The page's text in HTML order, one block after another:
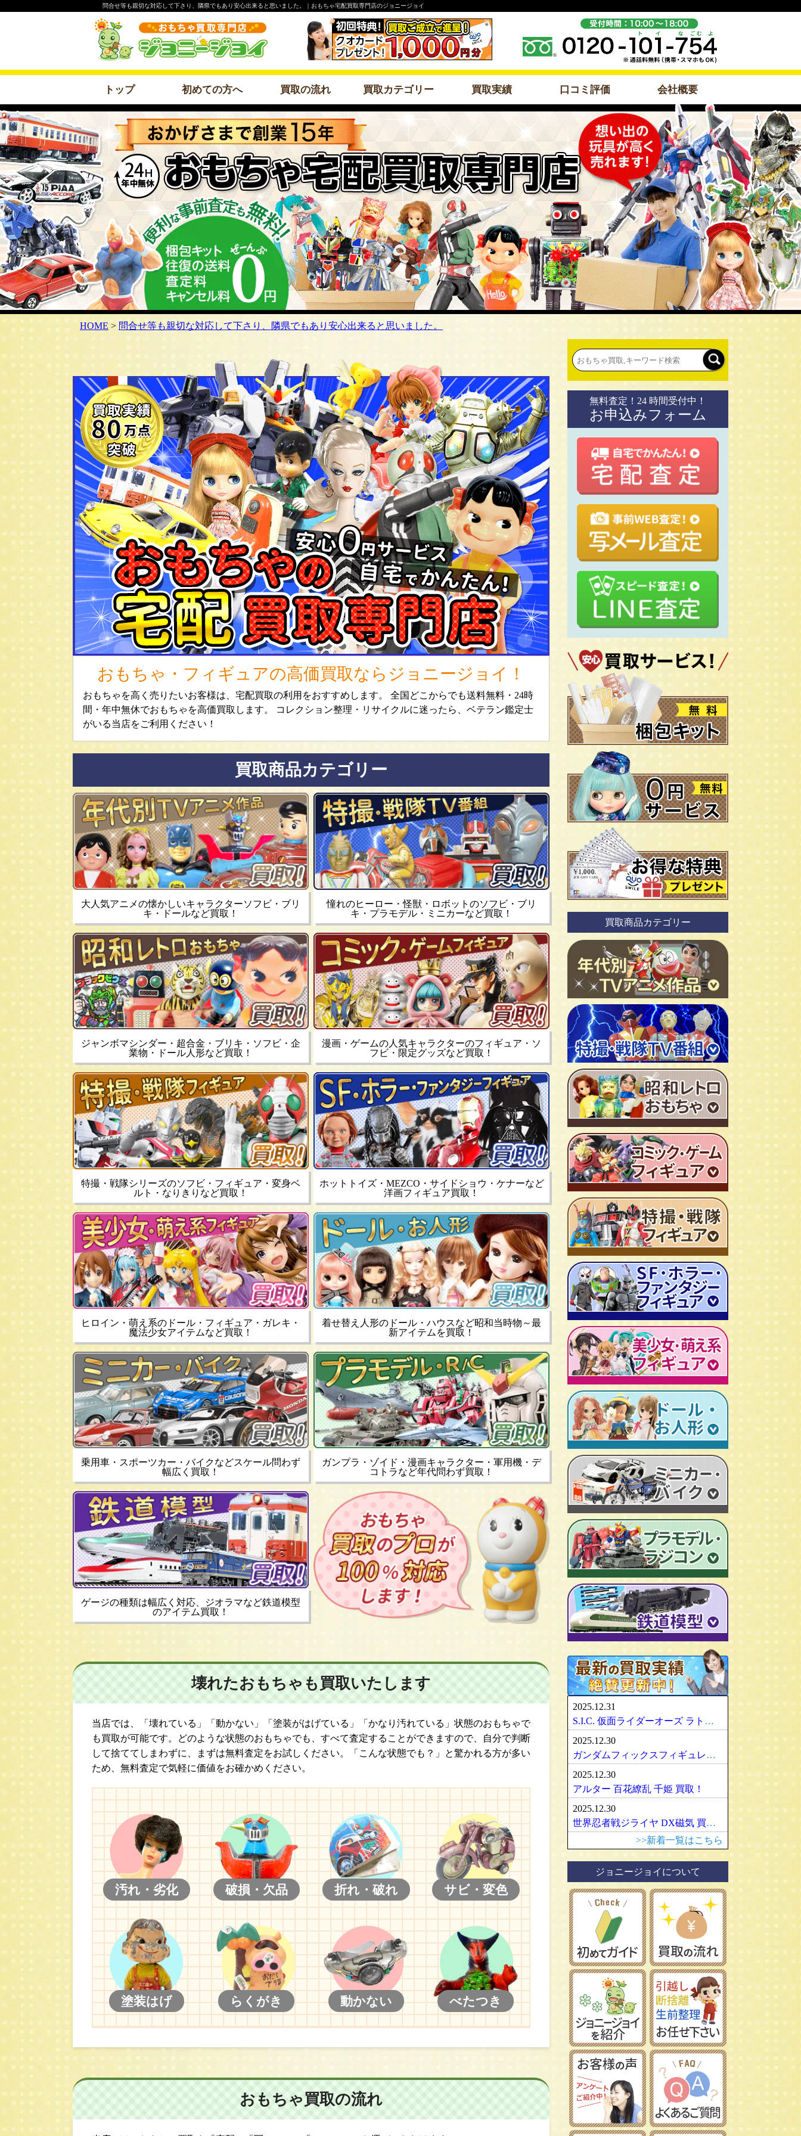
問合せ等も親切な対応して下さり、隣県でもあり安心出来ると思いました。｜おもちゃ宅配買取専門店のジョニージョイ
トップ 初めての方へ 買取の流れ 買取カテゴリー 買取実績 口コミ評価 会社概要
HOME > 問合せ等も親切な対応して下さり、隣県でもあり安心出来ると思いました。
おもちゃ・フィギュアの高価買取ならジョニージョイ！
おもちゃを高く売りたいお客様は、宅配買取の利用をおすすめします。 全国どこからでも送料無料・24時
間・年中無休でおもちゃを高価買取します。 コレクション整理・リサイクルに迷ったら、ベテラン鑑定士
がいる当店をご利用ください！
買取商品カテゴリー
大人気アニメの懐かしいキャラクターソフビ・ブリ
キ・ドールなど買取！
憧れのヒーロー・怪獣・ロボットのソフビ・ブリ
キ・プラモデル・ミニカーなど買取！
ジャンボマシンダー・超合金・ブリキ・ソフビ・企
業物・ドール人形など買取！
漫画・ゲームの人気キャラクターのフィギュア・ソ
フビ・限定グッズなど買取！
特撮・戦隊シリーズのソフビ・フィギュア・変身ベ
ルト・なりきりなど買取！
ホットトイズ・MEZCO・サイドショウ・ケナーなど
洋画フィギュア買取！
ヒロイン・萌え系のドール・フィギュア・ガレキ・
魔法少女アイテムなど買取！
着せ替え人形のドール・ハウスなど昭和当時物～最
新アイテムを買取！
乗用車・スポーツカー・バイクなどスケール問わず
幅広く買取！
ガンプラ・ゾイド・漫画キャラクター・軍用機・デ
コトラなど年代問わず買取！
ゲージの種類は幅広く対応、ジオラマなど鉄道模型
のアイテム買取！
壊れたおもちゃも買取いたします
当店では、「壊れている」「動かない」「塗装がはげている」「かなり汚れている」状態のおもちゃで
も買取が可能です。どのような状態のおもちゃでも、すべて査定することができますので、自分で判断
して捨ててしまわずに、まずは無料査定をお試しください。「こんな状態でも？」と驚かれる方が多い
ため、無料査定で気軽に価値をお確かめください。
汚れ・劣化 破損・欠品 折れ・破れ サビ・変色
塗装はげ らくがき 動かない べたつき
おもちゃ買取の流れ
無料査定！24 時間受付中！
お申込みフォーム
買取商品カテゴリー
ＴＶアニメ作品 1960年代
ＴＶアニメ作品 1970年代
ＴＶアニメ作品 1980年代
特撮・戦隊 TV番組 1960年代
超合金・DX超合金
ソフビ
広告ノベルティグッズ
ジャンボマシンダー
キャラクター消しゴム
ビックリマンシール
ダイアクロン
変身サイボーグ
昭和レトロなミニカー
ミクロマン
レトロプラモデル
旧トランスフォーマー
ビンテージ セルロイド人形
仮面ライダーカード
マルサン/MARUSAN
ブルマァク/BULLMARK
ポピー/POPY
旧タカラ/TAKARA
旧バンダイ/BANDAI
タカトクトイス/T.T
中嶋製作所
ヨネザワ/米澤玩具
ワンピース/ONE PIECE
聖闘士聖矢
キン肉マン
ドラゴンボール
北斗の拳
ルパン三世
鉄人28号
新世紀エヴァンゲリオン
AKIRA/アキラ
ドラゴンクエスト
ファイナルファンタジー/FF
P.O.P
RAH
CCP キン肉マン
超像可動
聖闘士聖衣神話
Figuarts/フィギュアーツ
ワールドコレクタブル
プレイモービル
仮面ライダー
ゴジラ
人造人間キカイダー
牙狼-GARO
機動戦士ガンダム
マジンガーＺ
ゲッターロボ
トランスフォーマー
マクロス
メタルヒーローシリーズ
スーパー戦隊
超合金魂
ROBOT魂
RAH
マスターピース
M1号
S.H.モンスターアーツ
ULTRA-ACT
SDX
スターウォーズ
プレデター/PREDATOR
エイリアン/ALIEN
ターミネーター
ロボコップ
バットマン
グレムリン
バイオハザード
ディズニー
リビングデッドドールズ/LDD
ホットトイズ/HOT TOYS
サイドショウ/SIDE SHOW
パリセイズ/PALISADES
メズコ/MEZCO
プレイアーツ/PLAY ARTS
RAH
VCD
セーラームーン
魔法少女まどか☆マギカ
フェイト/Fate
武装神姫
魔法少女リリカルなのは
艦隊これくしょん -艦これ-
けいおん！
すーぱーそに子
一騎当千
東方Project
涼宮ハルヒの憂鬱
化物語・偽物語
百花繚乱
アルター/ALTER
グッドスマイルカンパニー
壽屋/コトブキヤ
グリフォンエンタープライズ
フリーイング/FREEing
やまと/YAMATO
ダイキ工業/DAIKI
ブライス/Blythe
スーパードルフィー/ドルフィードリーム
アゾンドール/AZONE
モモコ/momoko
ハイブリッドアクティブ/HAF
えっくす☆きゅーと
ピュアニーモ
リカちゃん
バービー
シルバニアファミリー
マドレーヌちゃん
ベアブリック・BE＠RBRICK
メディコムトイ
セキグチ
ペットワークス/PetWORKs
やまと/YAMATO
ママチャップトイ
オビツドール/OBITSU
トミカ/TOMICA
エブロ/EBBRO
ミニチャンプス
hpiレーシング
ノレブ/NOREV
ダイヤペット/Diapet
アオシマ / DISM
ブラーゴ/Bburago
ヘルパ/herpa
大盛屋 ミクロペット
イクソ/IXO
ﾋﾞｰﾋﾞｰｱｰﾙ/BBR
アメリカ車
イタリア車
フランス車
ガンダム/GUNDAM
アーマード・コア
スーパーロボット大戦
魔神英雄伝ワタル
車・バイク
戦車・軍用機・軍艦
旅客機/飛行機
船・ボート
建築物
デコトラ
ミニ四駆
タミヤ/田宮模型
ハセガワ/長谷川製作所
フジミ模型/FUJIMI
アオシマ/青島文化教材社
イマイ/IMAI /今井科学
コトブキヤ/壽屋
イタレリ/ITALERI
レベル/Revell
カトー/KATO
トミックス/TOMIX
ﾏｲｸﾛｴｰｽ/MICRO ACE
ｸﾞﾘｰﾝﾏｯｸｽ/GREENMAX
ワールド工芸
Bトレインショーティー
モデモ/MODEMO
エンドウ/TER
ピノチオ模型
鉄道模型社
レーマン/LGB
Ｎゲージ
ＨＯゲージ
Ｚゲージ
車両パーツ
ストラクチャー
Ｇゲージ
Ｏゲージ
2025.12.31
S.I.C. 仮面ライダーオーズ ラトラーターコンボ買取
2025.12.30
ガンダムフィックスフィギュレーション GFF おまとめ買取！
2025.12.30
アルター 百花繚乱 千姫 買取！
2025.12.30
世界忍者戦ジライヤ DX磁気 買取！
>>新着一覧はこちら
ジョニージョイについて